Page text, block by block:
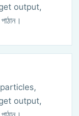
output,
output,